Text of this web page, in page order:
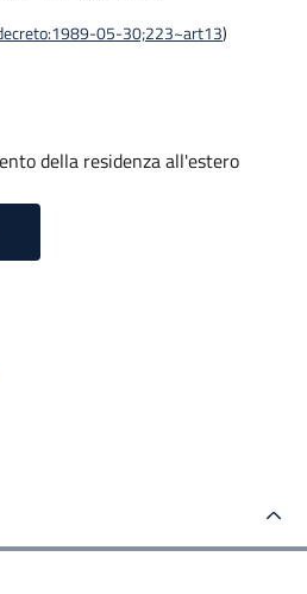
05-30;223~art13)
della residenza all'estero